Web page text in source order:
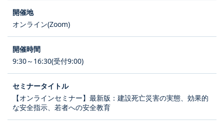
オンライン(Zoom)
9:30～16:30(受付9:00)
【オンラインセミナー】最新版：建設死亡災害の実態、効果的
な安全指示、若者への安全教育